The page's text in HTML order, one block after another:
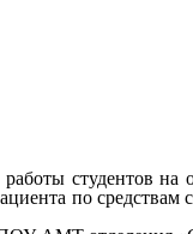
работы студентов на
по средствам